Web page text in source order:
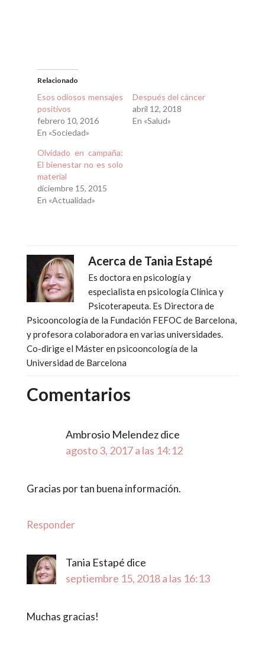
Relacionado
Esos odiosos mensajes
positivos
febrero 10, 2016
En «Sociedad»
Después del cáncer
abril 12, 2018
En «Salud»
Olvidado en campaña:
El bienestar no es solo
material
diciembre 15, 2015
En «Actualidad»
Acerca de Tania Estapé
Es doctora en psicología y
especialista en psicología Clínica y
Psicoterapeuta. Es Directora de
Psicooncología de la Fundación FEFOC de Barcelona,
y profesora colaboradora en varias universidades.
Co-dirige el Máster en psicooncología de la
Universidad de Barcelona
Comentarios
Ambrosio Melendezdice
agosto 3, 2017 a las 14:12
Gracias por tan buena información.
Responder
Tania Estapé dice
septiembre 15, 2018 a las 16:13
Muchas gracias!